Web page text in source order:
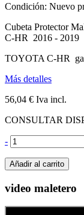
Condición: Nuevo
Cubeta Protector
C-HR 2016 - 2019
TOYOTA C-HR
Más detalles
56,04 € Iva incl.
CONSULTAR
-
Añadir al carrito
video maletero